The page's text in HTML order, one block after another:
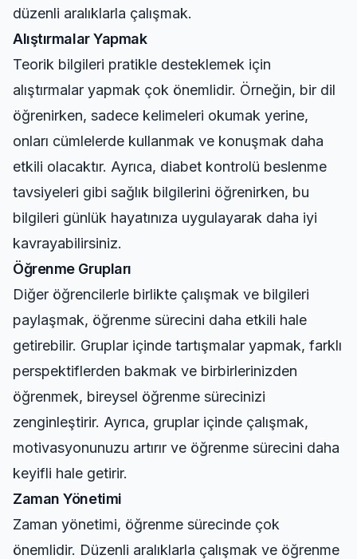
düzenli aralıklarla çalışmak.
Alıştırmalar Yapmak
Teorik bilgileri pratikle desteklemek için
alıştırmalar yapmak çok önemlidir. Örneğin, bir dil
öğrenirken, sadece kelimeleri okumak yerine,
onları cümlelerde kullanmak ve konuşmak daha
etkili olacaktır. Ayrıca, diabet kontrolü beslenme
tavsiyeleri gibi sağlık bilgilerini öğrenirken, bu
bilgileri günlük hayatınıza uygulayarak daha iyi
kavrayabilirsiniz.
Öğrenme Grupları
Diğer öğrencilerle birlikte çalışmak ve bilgileri
paylaşmak, öğrenme sürecini daha etkili hale
getirebilir. Gruplar içinde tartışmalar yapmak, farklı
perspektiflerden bakmak ve birbirlerinizden
öğrenmek, bireysel öğrenme sürecinizi
zenginleştirir. Ayrıca, gruplar içinde çalışmak,
motivasyonunuzu artırır ve öğrenme sürecini daha
keyifli hale getirir.
Zaman Yönetimi
Zaman yönetimi, öğrenme sürecinde çok
önemlidir. Düzenli aralıklarla çalışmak ve öğrenme